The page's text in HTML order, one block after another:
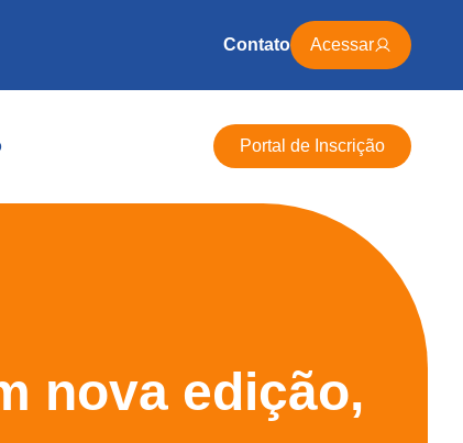
Contato Acessar
Portal de Inscrição
nova edição,